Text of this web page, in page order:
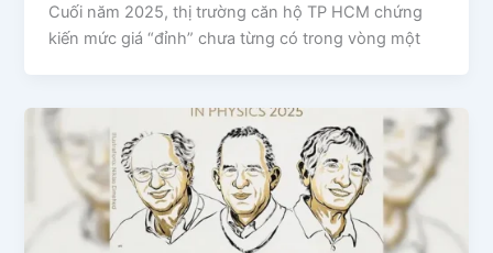
Cuối năm 2025, thị trường căn hộ TP HCM chứng
kiến mức giá “đỉnh” chưa từng có trong vòng một